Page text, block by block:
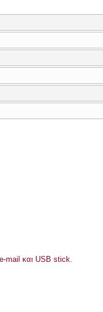
mail και USB stick.